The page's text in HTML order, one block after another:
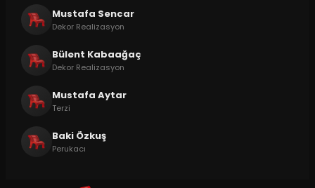
Mustafa Sencar
Dekor Realizasyon
Bülent Kabaağaç
Dekor Realizasyon
Mustafa Aytar
Terzi
Baki Özkuş
Perukacı